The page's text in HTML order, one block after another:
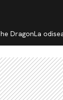
DragonLa